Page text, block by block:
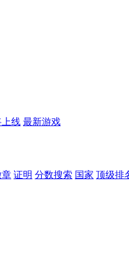
上线 最新游戏
章 证明 分数搜索 国家 顶级排